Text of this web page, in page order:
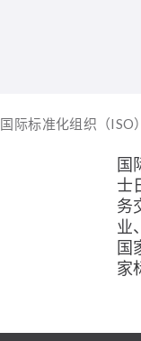
国际标准化组织（ISO）
国
士
务
业
国
家